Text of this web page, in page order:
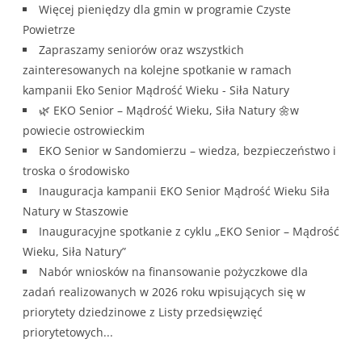
Więcej pieniędzy dla gmin w programie Czyste
Powietrze
Zapraszamy seniorów oraz wszystkich
zainteresowanych na kolejne spotkanie w ramach
kampanii Eko Senior Mądrość Wieku - Siła Natury
🌿 EKO Senior – Mądrość Wieku, Siła Natury 🌼w
powiecie ostrowieckim
EKO Senior w Sandomierzu – wiedza, bezpieczeństwo i
troska o środowisko
Inauguracja kampanii EKO Senior Mądrość Wieku Siła
Natury w Staszowie
Inauguracyjne spotkanie z cyklu „EKO Senior – Mądrość
Wieku, Siła Natury”
Nabór wniosków na finansowanie pożyczkowe dla
zadań realizowanych w 2026 roku wpisujących się w
priorytety dziedzinowe z Listy przedsięwzięć
priorytetowych...